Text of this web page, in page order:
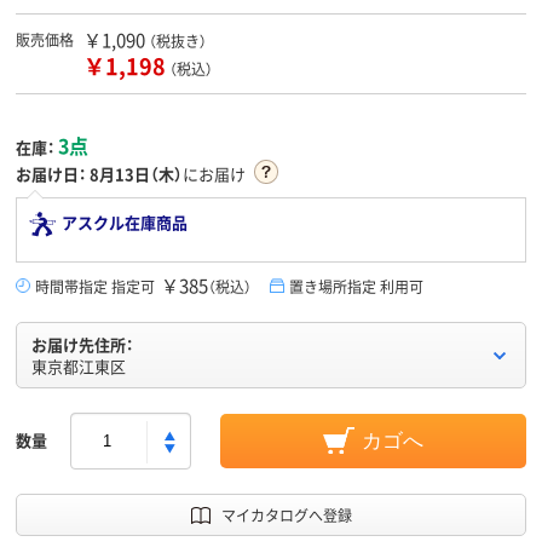
販売価格 ￥1,090 （税抜き）
￥1,198 （税込）
在庫： 3点
お届け日： 8月13日（木）にお届け
アスクル在庫商品
時間帯指定 指定可 ￥385（税込） 置き場所指定 利用可
お届け先住所：
東京都江東区
数量 カゴへ
マイカタログへ登録